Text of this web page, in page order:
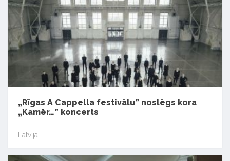
„Rīgas A Cappella festivālu” noslēgs kora
„Kamēr…” koncerts
Latvijā